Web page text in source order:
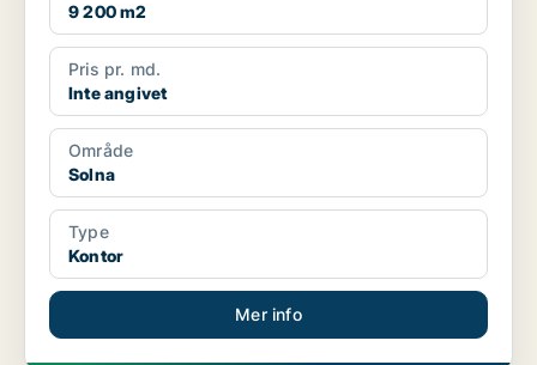
9 200 m2
Pris pr. md.
Inte angivet
Område
Solna
Type
Kontor
Mer info